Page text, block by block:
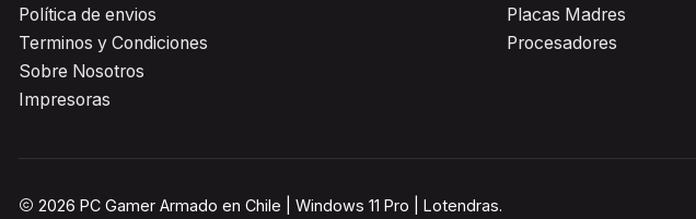
Política de envios
Terminos y Condiciones
Sobre Nosotros
Impresoras
Placas Madres
Procesadores
2026 PC Gamer Armado en Chile | Windows 11 Pro | Lotendras.